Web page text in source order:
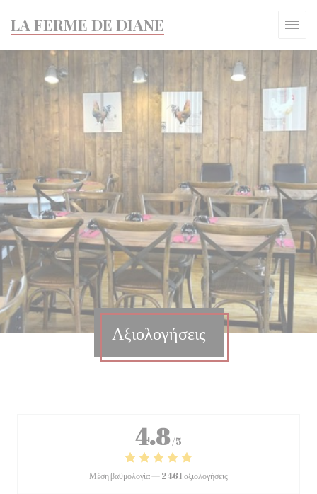
LA FERME DE DIANE
Αξιολογήσεις
4.8/5
Μέση βαθμολογία —2461 αξιολογήσεις